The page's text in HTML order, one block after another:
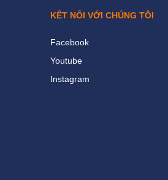
KẾT NỐI VỚI CHÚNG TÔI
Facebook
Youtube
Instagram